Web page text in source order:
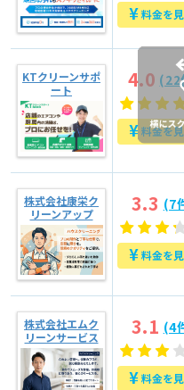
¥料金を
KTクリーンサポ
ート
4.0 (22
¥ 料金を
株式会社康栄ク
リーンアップ
3.3 (7
¥料金を
株式会社エムク
リーンサービス
3.1 (4
¥料金を